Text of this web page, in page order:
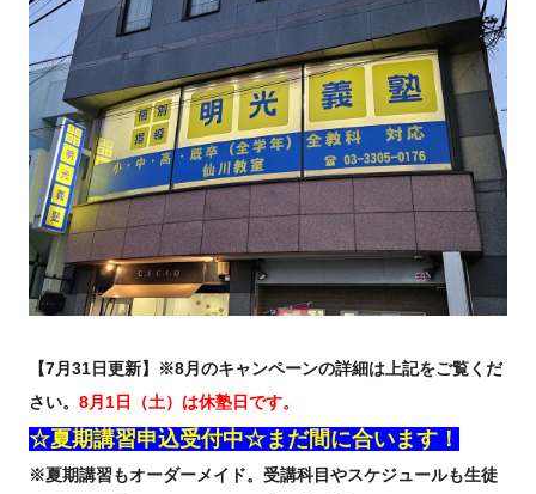
【7月31日更新】※8月のキャンペーンの詳細は上記をご覧くだ
さい。 8月1日（土）は休塾日です。
☆夏期講習申込受付中☆まだ間に合います！
※夏期講習もオーダーメイド。受講科目やスケジュールも生徒